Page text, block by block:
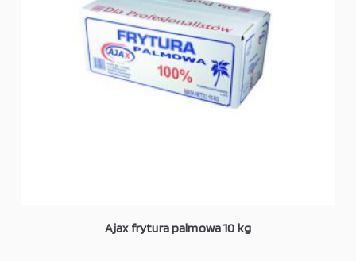
Ajax frytura palmowa 10 kg